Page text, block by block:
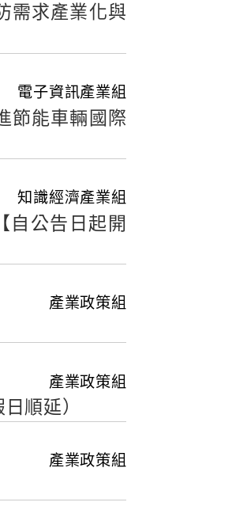
需求產業化與
電子資訊產業組
節能車輛國際
知識經濟產業組
自公告日起開
產業政策組
產業政策組
順延）
產業政策組